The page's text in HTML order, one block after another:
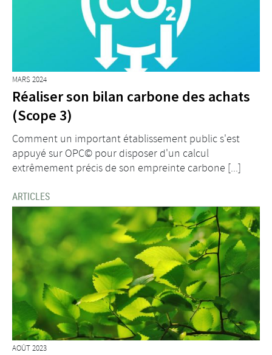
MARS 2024
Réaliser son bilan carbone des achats
(Scope 3)
Comment un important établissement public s'est
appuyé sur OPC© pour disposer d'un calcul
extrêmement précis de son empreinte carbone [...]
ARTICLES
AOÛT 2023